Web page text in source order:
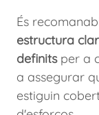
És
estructura
definitsper a
a assegurar
estiguin